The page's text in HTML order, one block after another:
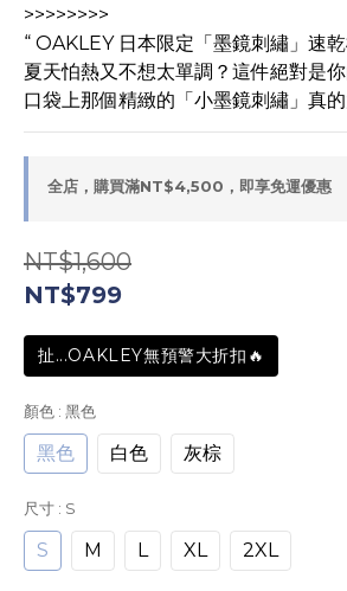
>>>>>>>>
“ OAKLEY 日本限定「墨鏡刺繡」速
夏天怕熱又不想太單調？這件絕對是你
口袋上那個精緻的「小墨鏡刺繡」真
全店，購買滿NT$4,500，即享免運優惠
NT$1,600
NT$799
扯...OAKLEY無預警大折扣🔥
顏色 : 黑色
黑色 白色 灰棕
尺寸 : S
S M L XL 2XL